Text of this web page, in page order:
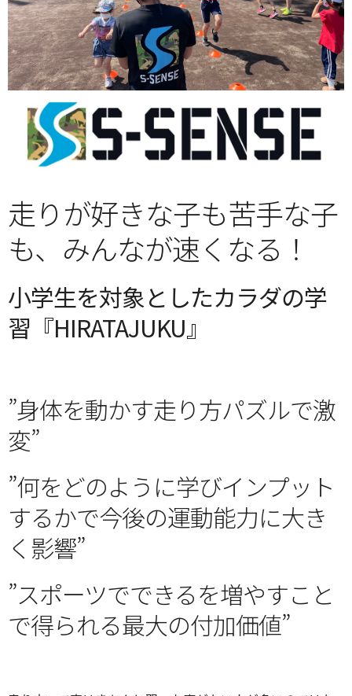
走りが好きな子も苦手な子
も、みんなが速くなる！
小学生を対象としたカラダの学
習『HIRATAJUKU』
”身体を動かす走り方パズルで激
変”
”何をどのように学びインプット
するかで今後の運動能力に大き
く影響”
”スポーツでできるを増やすこと
で得られる最大の付加価値”